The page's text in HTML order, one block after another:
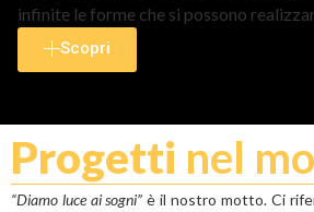
infinite le forme che si possono
Scopri
Progetti nel
“Diamo luce ai sogni” è il nostro motto. Ci